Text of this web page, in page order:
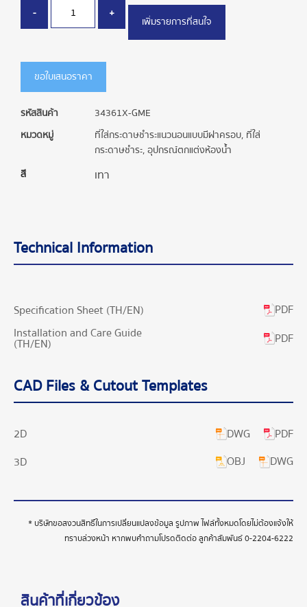
- +
เพิ่มรายการที่สนใจ
ขอใบเสนอราคา
รหัสสินค้า
34361X-GME
หมวดหมู่
ที่ใส่กระดาษชำระแนวนอนแบบมีฝาครอบ, ที่ใส่
กระดาษชำระ,อุปกรณ์ตกแต่งห้องน้ำ
สี เทา
Technical Information
Specification Sheet (TH/EN)
PDF
Installation and Care Guide
(TH/EN) PDF
CAD Files & Cutout Templates
2D DWG
PDF
3D
OBJ DWG
* บริษัทขอสงวนสิทธิ์ในการเปลี่ยนแปลงข้อมูล รูปภาพ ไฟล์ทั้งหมดโดยไม่ต้องแจ้งให้
ทราบล่วงหน้า หากพบคำถามโปรดติดต่อ ลูกค้าสัมพันธ์0-2204-6222
สินค้าที่เกี่ยวข้อง